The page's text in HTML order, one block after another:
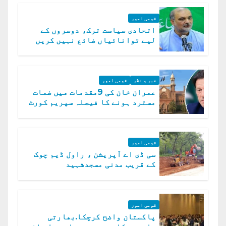
قومی امور
اتحادی سیاست ترک، دوسروں کے
لیے توانائیاں ضائع نہیں کریں
خبر و نظر قومی امور
عمران خان کی 9مقدمات میں ضمات
مسترد ہونے کا فیصلہ سپریم کورٹ
قومی امور
سی ڈی اے آپریشن ، راول ڈیم چوک
کے قریب مدنی مسجدشہید
قومی امور
پاکستان واضح کرچکا.بھارتی